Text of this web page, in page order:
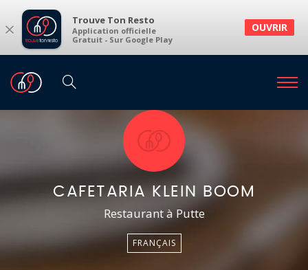
× Trouve Ton Resto
Application officielle
Gratuit - Sur Google Play
OUVRIR
CAFETARIA KLEIN BOOM
Restaurant à Putte
FRANÇAIS